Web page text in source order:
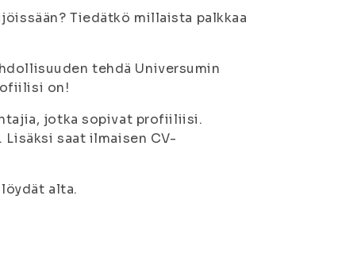
Tiedätkö millaista palkkaa
tehdä Universumin
on!
jotka sopivat profiiliisi.
saat ilmaisen CV-
alta.